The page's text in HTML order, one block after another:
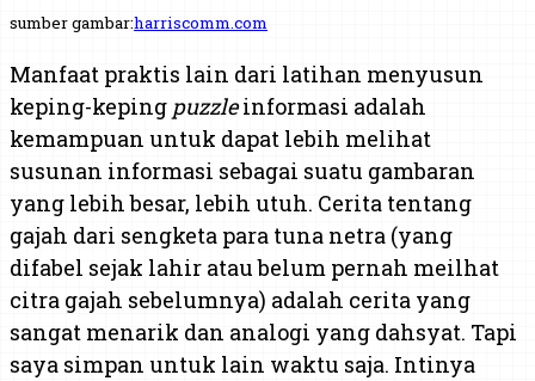
sumber gambar:harriscomm.com
Manfaat praktis lain dari latihan menyusun
keping-keping puzzleinformasi adalah
kemampuan untuk dapat lebih melihat
susunan informasi sebagai suatu gambaran
yang lebih besar, lebih utuh. Cerita tentang
gajah dari sengketa para tuna netra (yang
difabel sejak lahir atau belum pernah meilhat
citra gajah sebelumnya) adalah cerita yang
sangat menarik dan analogi yang dahsyat. Tapi
saya simpan untuk lain waktu saja. Intinya